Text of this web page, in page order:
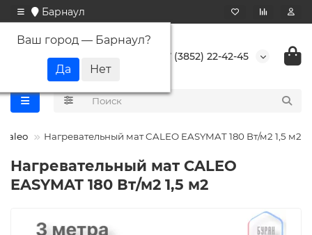
Барнаул
Ваш город — Барнаул?
+7 (3852) 22-42-45
Caleo Нагревательный мат CALEO EASYMAT 180 Вт/м2 1,5 м2
Нагревательный мат CALEO
EASYMAT 180 Вт/м2 1,5 м2